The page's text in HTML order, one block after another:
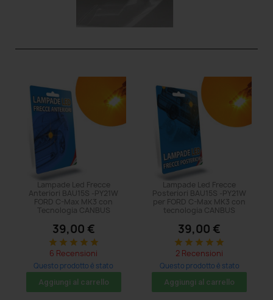
Lampade Led Frecce
Anteriori BAU15S -PY21W
FORD C-Max MK3 con
Tecnologia CANBUS
39,00 €
star star star star star
6 Recensioni
Questo prodotto è stato
acquistato: 5 volte
Aggiungi al carrello
Lampade Led Frecce
Posteriori BAU15S -PY21W
per FORD C-Max MK3 con
tecnologia CANBUS
39,00 €
star star star star star
2 Recensioni
Questo prodotto è stato
acquistato: 5 volte
Aggiungi al carrello